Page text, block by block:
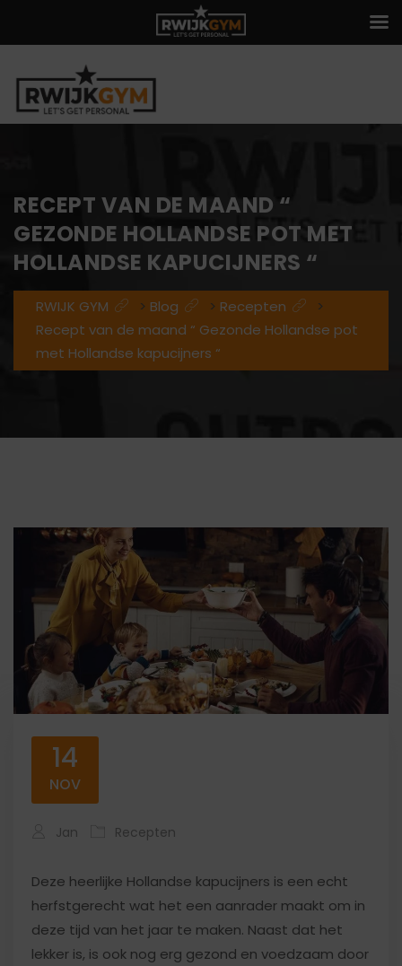
RECEPT VAN DE MAAND “
GEZONDE HOLLANDSE POT MET
HOLLANDSE KAPUCIJNERS “
RWIJK GYM > Blog > Recepten
>
Recept van de maand “ Gezonde Hollandse pot
met Hollandse kapucijners “
14
NOV
Jan Recepten
Deze heerlijke Hollandse kapucijners is een echt
herfstgerecht wat het een aanrader maakt om in
deze tijd van het jaar te maken. Naast dat het
lekker is, is ook nog erg gezond en voedzaam door